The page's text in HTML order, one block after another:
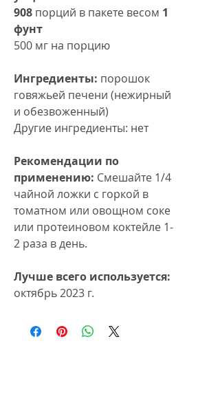
908 порций в пакете весом 1
фунт
500 мг на порцию
Ингредиенты: порошок
говяжьей печени (нежирный
и обезвоженный)
Другие ингредиенты: нет
Рекомендации по
применению: Смешайте 1/4
чайной ложки с горкой в
томатном или овощном соке
или протеиновом коктейле 1-
2 раза в день.
Лучше всего используется:
октябрь 2023 г.